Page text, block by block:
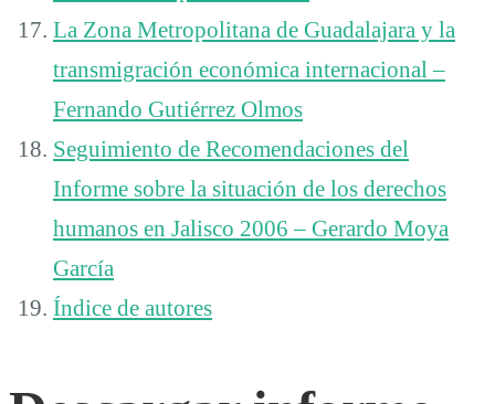
La Zona Metropolitana de Guadalajara y la
transmigración económica internacional –
Fernando Gutiérrez Olmos
Seguimiento de Recomendaciones del
Informe sobre la situación de los derechos
humanos en Jalisco 2006 – Gerardo Moya
García
Índice de autores